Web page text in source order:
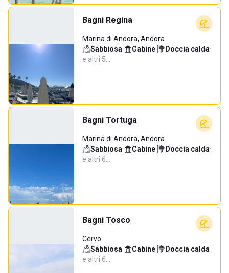
Bagni Regina
Marina di Andora, Andora
Sabbiosa· Cabine· Doccia calda·
e altri 5…
Bagni Tortuga
Marina di Andora, Andora
Sabbiosa· Cabine· Doccia calda·
e altri 6…
Bagni Tosco
Cervo
Sabbiosa· Cabine· Doccia calda·
e altri 6…